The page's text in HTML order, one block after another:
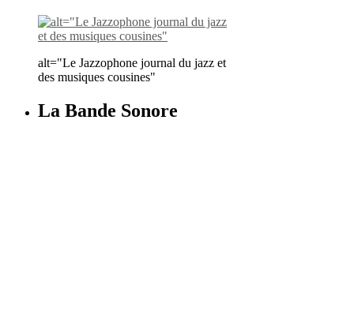
alt="Le Jazzophone journal du jazz et
des musiques cousines"
La Bande Sonore